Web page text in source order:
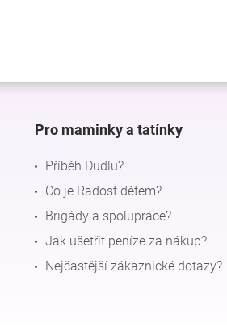
Pro maminky a tatínky
Příběh Dudlu?
Co je Radost dětem?
Brigády a spolupráce?
Jak ušetřit peníze za nákup?
Nejčastější zákaznické dotazy?